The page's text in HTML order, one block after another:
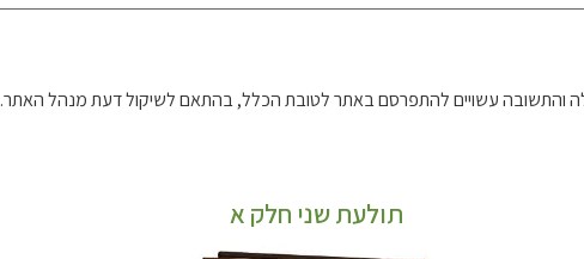
והתשובה עשויים להתפרסם באתר לטובת הכלל, בהתאם לשיקול דעת מנהל האתר.
תולעת שני חלק א